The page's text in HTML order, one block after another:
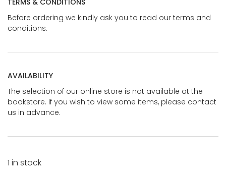
TERMS & CONDITIONS
Before ordering we kindly ask you to read our terms and
conditions.
AVAILABILITY
The selection of our online store is not available at the
bookstore. If you wish to view some items, please contact
us in advance.
1 in stock